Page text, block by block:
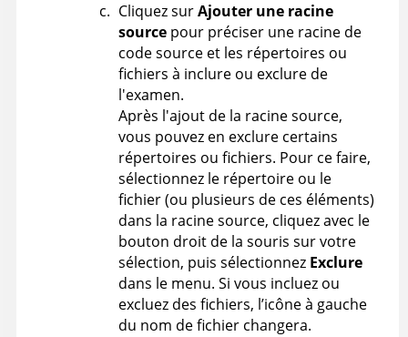
Cliquez surAjouter une racine
source pour préciser une racine de
code source et les répertoires ou
fichiers à inclure ou exclure de
l'examen.
Après l'ajout de la racine source,
vous pouvez en exclure certains
répertoires ou fichiers. Pour ce faire,
sélectionnez le répertoire ou le
fichier (ou plusieurs de ces éléments)
dans la racine source, cliquez avec le
bouton droit de la souris sur votre
sélection, puis sélectionnez Exclure
dans le menu. Si vous incluez ou
excluez des fichiers, l’icône à gauche
du nom de fichier changera.